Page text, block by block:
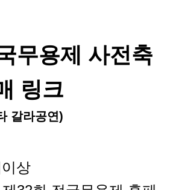
무용제 사전축
링크
갈라공연)
상